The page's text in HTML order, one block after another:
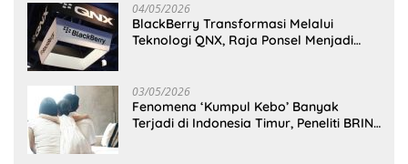
04/05/2026
BlackBerry Transformasi Melalui
Teknologi QNX, Raja Ponsel Menjadi
03/05/2026
Fenomena ‘Kumpul Kebo’ Banyak
Terjadi di Indonesia Timur, Peneliti BRIN